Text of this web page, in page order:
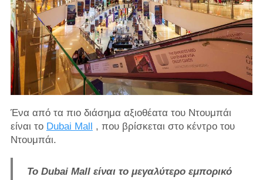
Ένα από τα πιο διάσημα αξιοθέατα του Ντουμπάι
είναι το Dubai Mall , που βρίσκεται στο κέντρο του
Ντουμπάι.
Το Dubai Mall είναι το μεγαλύτερο εμπορικό